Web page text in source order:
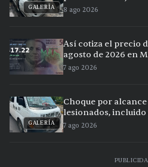
GALERÍA 8 ago 2026
Así cotiza el precio
agosto de 2026 en
7 ago 2026
GALERÍA
Choque por
lesionados,
7 ago 2026